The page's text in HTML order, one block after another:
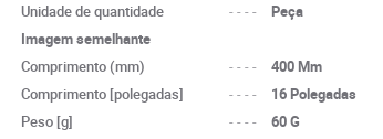
Unidade de quantidade ----
Peça
Imagem semelhante
Comprimento (mm)
----
400 Mm
Comprimento [polegadas]
----
16 Polegadas
Peso [g]
---- 60 G